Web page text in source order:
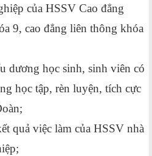
của HSSV Cao đẳng
9, cao đẳng liên thông khóa
dương học sinh, sinh viên có
học tập, rèn luyện, tích cực
quả việc làm của HSSV nhà